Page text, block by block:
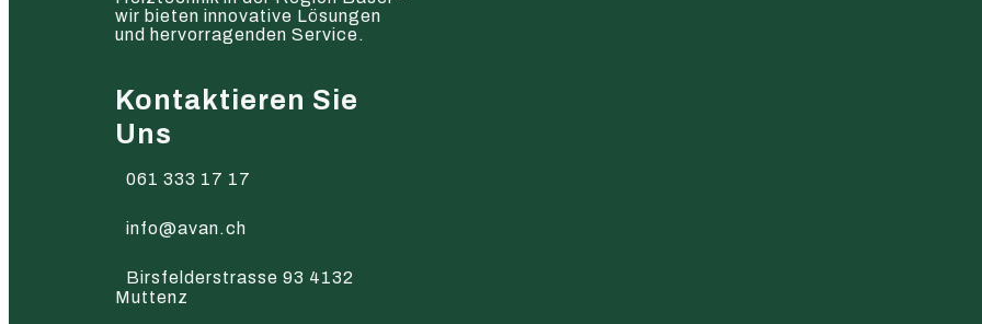
wir bieten innovative Lösungen
und hervorragenden Service.
Kontaktieren Sie
Uns
061 333 17 17
info@avan.ch
Birsfelderstrasse 93 4132
Muttenz